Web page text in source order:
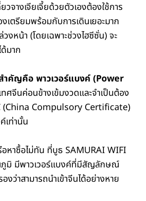
วจางเจียเจี้ยด้วยตัวเองต้องใช้การ
เตรียมพร้อมกับการเดินเยอะมาก
งหน้า (โดยเฉพาะช่วงไฮซีซั่น) จะ
มาก
ำคัญคือ พาวเวอร์แบงค์ (Power
ทศจีนค่อนข้างเข้มงวดและจำเป็นต้อง
Compulsory Certificate)
เท่านั้น
อหาซื้อไม่ทัน ที่บูธ SAMURAI WIFI
มิ มีพาวเวอร์แบงค์ที่มีสัญลักษณ์
งว่าสามารถนำเข้าจีนได้อย่างหาย